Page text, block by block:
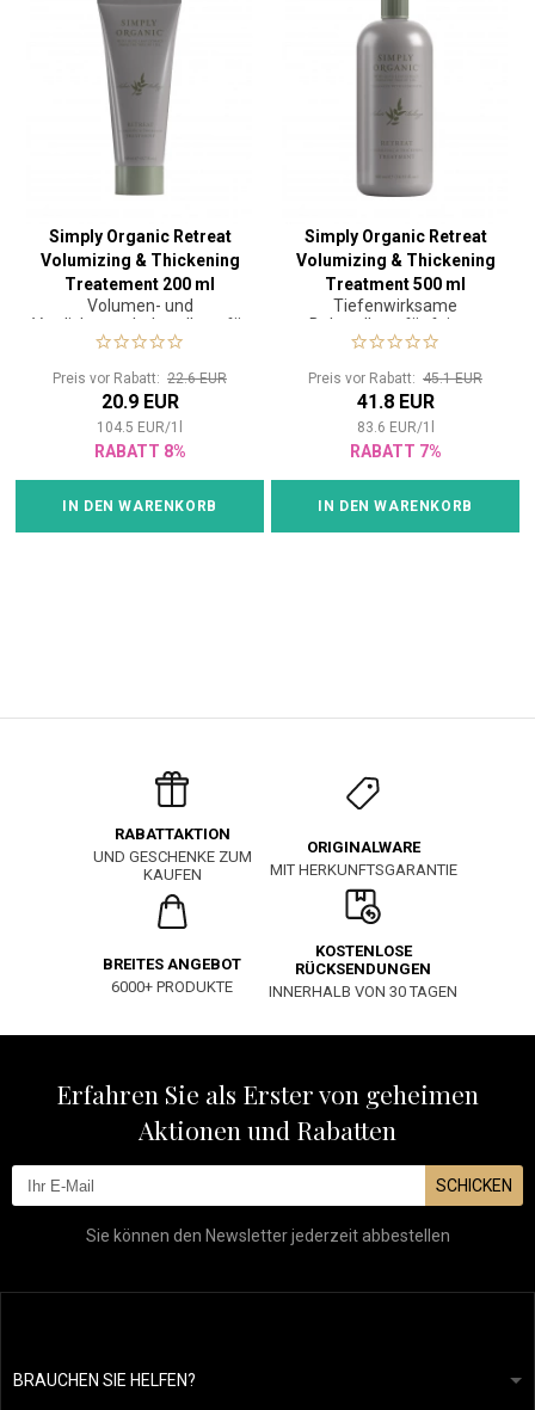
Simply Organic Retreat
Volumizing & Thickening
Treatement 200 ml
Volumen- und
Verdichtungsbehandlung für
feines oder geschwächtes
Preis vor Rabatt: 22.6 EUR
20.9 EUR
104.5 EUR/1
RABATT 8%
IN DEN WARENKORB
Simply Organic Retreat
Volumizing & Thickening
Treatment 500 ml
Tiefenwirksame
Behandlung für feines,
schlaffes und geschwächtes
Preis vor Rabatt: 45.1 EUR
41.8 EUR
83.6 EUR/1
RABATT 7%
IN DEN WARENKORB
RABATTAKTION
UND GESCHENKE ZUM
KAUFEN
ORIGINALWARE
MIT HERKUNFTSGARANTIE
BREITES ANGEBOT
6000+ PRODUKTE
KOSTENLOSE
RÜCKSENDUNGEN
INNERHALB VON 30 TAGEN
Erfahren Sie als Erster von geheimen
Aktionen und Rabatten
SCHICKEN
Sie können den Newsletter jederzeit abbestellen
BRAUCHEN SIE HELFEN?
info@mapeja.de